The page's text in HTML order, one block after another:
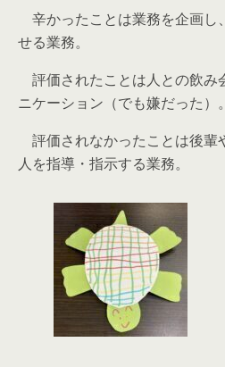
辛かったことは業務を企画し
せる業務。
評価されたことは人との飲み
ニケーション（でも嫌だった）。
評価されなかったことは後輩
人を指導・指示する業務。